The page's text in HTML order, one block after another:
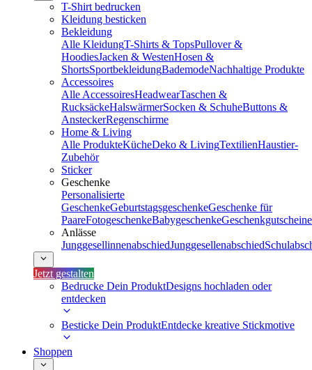
T-Shirt bedrucken
Kleidung besticken
Bekleidung
Alle KleidungT-Shirts & TopsPullover &
HoodiesJacken & WestenHosen &
ShortsSportbekleidungBademodeNachhaltige Produkte
Accessoires
Alle AccessoiresHeadwearTaschen &
RucksäckeHalswärmerSocken & SchuheButtons &
AnsteckerRegenschirme
Home & Living
Alle ProdukteKücheDeko & LivingTextilienHaustier-
Zubehör
Sticker
Geschenke
Personalisierte
GeschenkeGeburtstagsgeschenkeGeschenke für
PaareFotogeschenkeBabygeschenkeGeschenkgutscheine
Anlässe
JunggesellinnenabschiedJunggesellenabschied
Jetzt gestalten
Bedrucke Dein ProduktDesigns hochladen oder
entdecken
Besticke Dein ProduktEntdecke kreative Stickmotive
Shoppen